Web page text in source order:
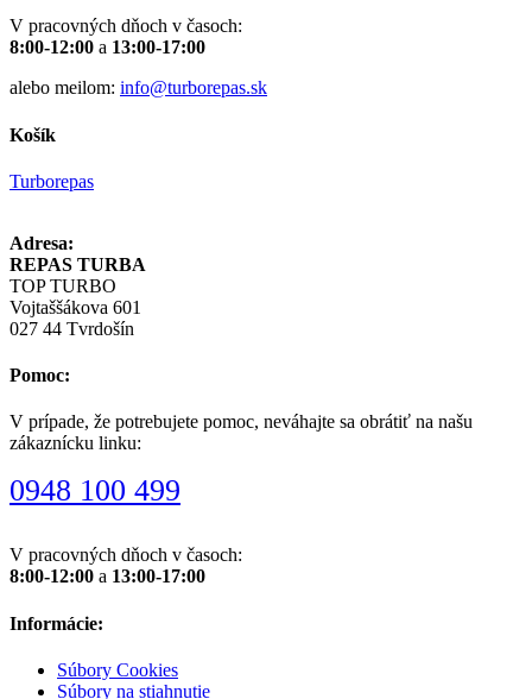
V pracovných dňoch v časoch:
8:00-12:00 a 13:00-17:00
alebo meilom: info@turborepas.sk
Košík
Turborepas
Adresa:
REPAS TURBA
TOP TURBO
Vojtaššákova 601
027 44 Tvrdošín
Pomoc:
V prípade, že potrebujete pomoc, neváhajte sa obrátiť na našu
zákaznícku linku:
0948 100 499
V pracovných dňoch v časoch:
8:00-12:00 a 13:00-17:00
Informácie:
Súbory Cookies
Súbory na stiahnutie